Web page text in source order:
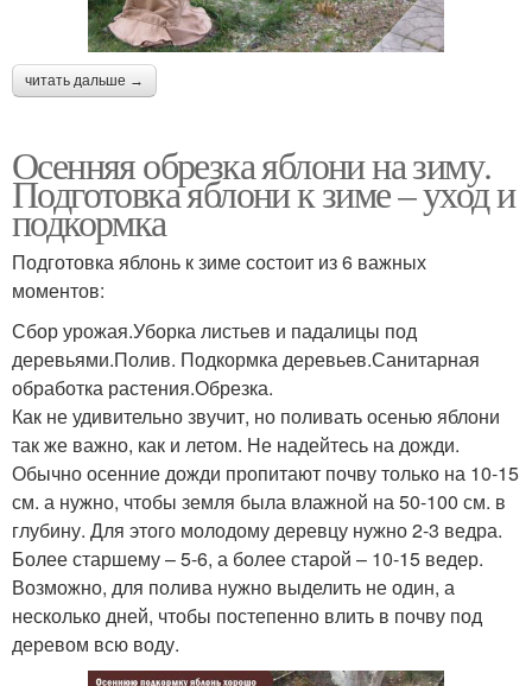
читать дальше →
Осенняя обрезка яблони на зиму.
Подготовка яблони к зиме – уход и
подкормка
Подготовка яблонь к зиме состоит из 6 важных
моментов:
Сбор урожая.Уборка листьев и падалицы под
деревьями.Полив. Подкормка деревьев.Санитарная
обработка растения.Обрезка.
Как не удивительно звучит, но поливать осенью яблони
так же важно, как и летом. Не надейтесь на дожди.
Обычно осенние дожди пропитают почву только на 10-15
см. а нужно, чтобы земля была влажной на 50-100 см. в
глубину. Для этого молодому деревцу нужно 2-3 ведра.
Более старшему – 5-6, а более старой – 10-15 ведер.
Возможно, для полива нужно выделить не один, а
несколько дней, чтобы постепенно влить в почву под
деревом всю воду.